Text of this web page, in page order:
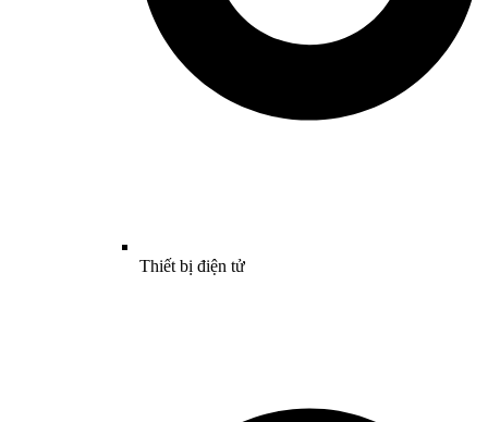
Thiết bị điện tử